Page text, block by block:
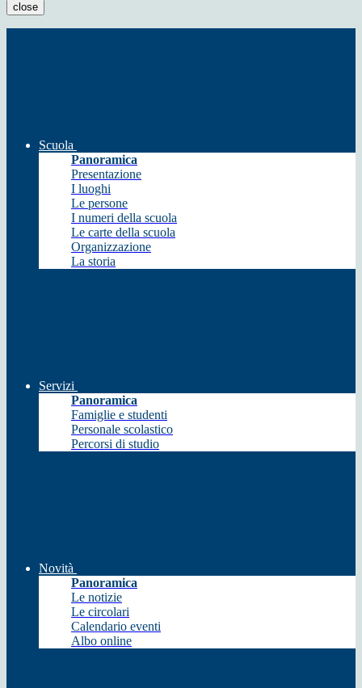
close
Scuola
Panoramica
Presentazione
I luoghi
Le persone
I numeri della scuola
Le carte della scuola
Organizzazione
La storia
Servizi
Panoramica
Famiglie e studenti
Personale scolastico
Percorsi di studio
Novità
Panoramica
Le notizie
Le circolari
Calendario eventi
Albo online